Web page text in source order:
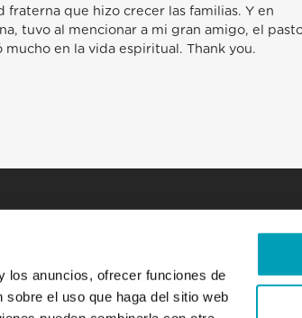
los anuncios, ofrecer funciones de
el uso que haga del sitio web
que hizo crecer las familias. Y en
tuvo al mencionar a mi gran amigo, el
en la vida espiritual. Thank you.